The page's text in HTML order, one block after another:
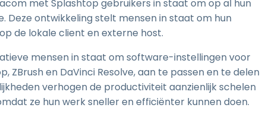
met Splashtop gebruikers in staat om op al hun
Deze ontwikkeling stelt mensen in staat om hun
de lokale client en externe host.
mensen in staat om software-instellingen voor
en DaVinci Resolve, aan te passen en te delen
verhogen de productiviteit aanzienlijk schelen
ze hun werk sneller en efficiënter kunnen doen.